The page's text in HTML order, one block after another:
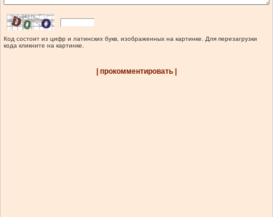
Код состоит из цифр и латинских букв, изображенных на картинке. Для перезагрузки
кода кликните на картинке.
| прокомментировать |